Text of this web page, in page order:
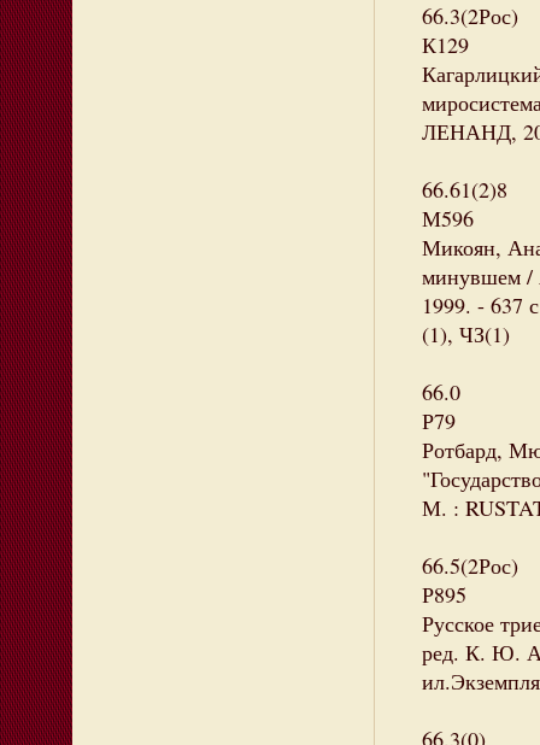
66.3(2Рос)
К129
ЛЕНАНД,
66.61(2)8
М596
Микоян,
минувшем /
1999. - 637
(1), ЧЗ(1)
66.0
Р79
Ротбард,
М. :
66.5(2Рос)
Р895
Русское
ред. К. Ю.
66.3(0)